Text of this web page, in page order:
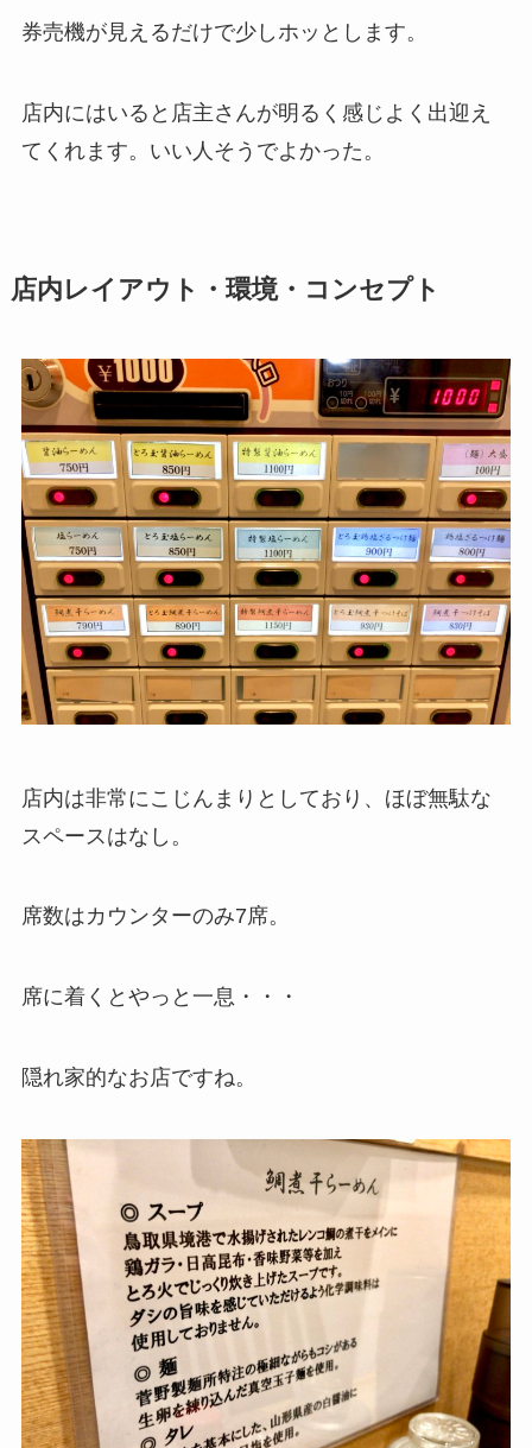
券売機が見えるだけで少しホッとします。
店内にはいると店主さんが明るく感じよく出迎え
てくれます。いい人そうでよかった。
店内レイアウト・環境・コンセプト
店内は非常にこじんまりとしており、ほぼ無駄な
スペースはなし。
席数はカウンターのみ7席。
席に着くとやっと一息・・・
隠れ家的なお店ですね。